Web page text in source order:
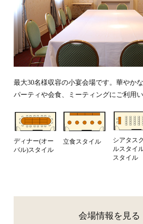
最大30名様収容の小宴会場です。華やか
パーティや会食、ミーティングにご利用い
ディナー(オー
バル)スタイル
立食スタイル
シアタス
ルスタイ
スタイル
会場情報を見る